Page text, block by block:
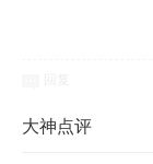
大神点评